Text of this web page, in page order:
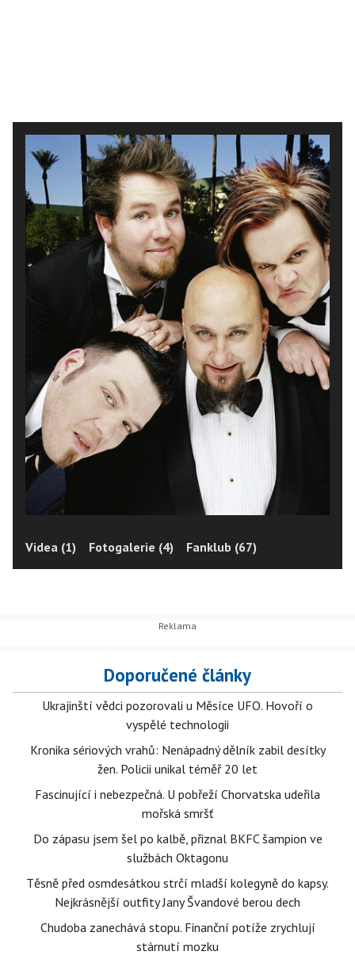
Videa (1) Fotogalerie (4) Fanklub (67)
Doporučené články
Ukrajinští vědci pozorovali u Měsíce UFO. Hovoří o
vyspělé technologii
Kronika sériových vrahů: Nenápadný dělník zabil desítky
žen. Policii unikal téměř 20 let
Fascinující i nebezpečná. U pobřeží Chorvatska udeřila
mořská smršť
Do zápasu jsem šel po kalbě, přiznal BKFC šampion ve
službách Oktagonu
Těsně před osmdesátkou strčí mladší kolegyně do kapsy.
Nejkrásnější outfity Jany Švandové berou dech
Chudoba zanechává stopu. Finanční potíže zrychlují
stárnutí mozku